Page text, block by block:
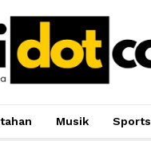
Musik Sports